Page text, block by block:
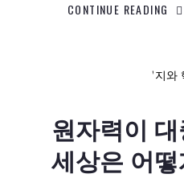
CONTINUE READING
원자력이
세상은 어